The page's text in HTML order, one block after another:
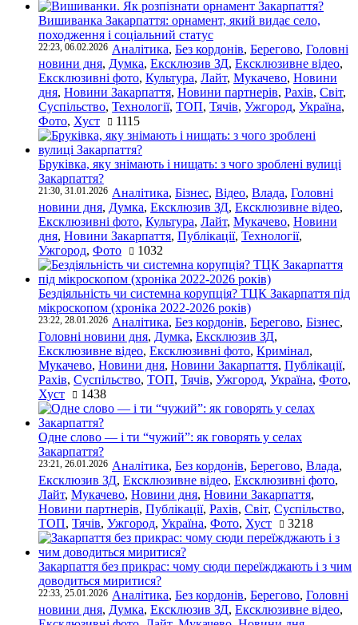
Вишиванка Закарпаття: орнамент, який видає село,
походження і соціальний статус
22:23, 06.02.2026 Аналітика, Без кордонів, Берегово, Головні
новини дня, Думка, Ексклюзив ЗД, Ексклюзивне відео,
Ексклюзивні фото, Культура, Лайт, Мукачево, Новини
дня, Новини Закарпаття, Новини партнерів, Рахів, Світ,
Суспільство, Технології, ТОП, Тячів, Ужгород, Україна,
Фото, Хуст 1115
Бруківка, яку знімають і нищать: з чого зроблені вулиці
Закарпаття?
21:30, 31.01.2026 Аналітика, Бізнес, Відео, Влада, Головні
новини дня, Думка, Ексклюзив ЗД, Ексклюзивне відео,
Ексклюзивні фото, Культура, Лайт, Мукачево, Новини
дня, Новини Закарпаття, Публікації, Технології,
Ужгород, Фото 1032
Бездіяльність чи системна корупція? ТЦК Закарпаття під
мікроскопом (хроніка 2022-2026 років)
23:22, 28.01.2026 Аналітика, Без кордонів, Берегово, Бізнес,
Головні новини дня, Думка, Ексклюзив ЗД,
Ексклюзивне відео, Ексклюзивні фото, Кримінал,
Мукачево, Новини дня, Новини Закарпаття, Публікації,
Рахів, Суспільство, ТОП, Тячів, Ужгород, Україна, Фото,
Хуст
1438
Одне слово — і ти “чужий”: як говорять у селах
Закарпаття?
23:21, 26.01.2026 Аналітика, Без кордонів, Берегово, Влада,
Ексклюзив ЗД, Ексклюзивне відео, Ексклюзивні фото,
Лайт, Мукачево, Новини дня, Новини Закарпаття,
Новини партнерів, Публікації, Рахів, Світ, Суспільство,
ТОП, Тячів, Ужгород, Україна, Фото, Хуст 3218
Закарпаття без прикрас: чому сюди переїжджають і з чим
доводиться миритися?
22:33, 25.01.2026 Аналітика, Без кордонів, Берегово, Головні
новини дня, Думка, Ексклюзив ЗД, Ексклюзивне відео,